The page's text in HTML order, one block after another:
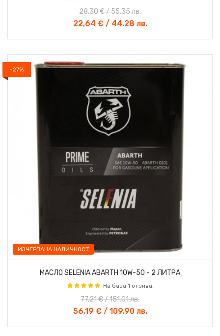
22,64 € / 44.28 лв.
28,30 € / 55.35 лв.
ИЗЧЕРПАНА НАЛИЧНОСТ
-27%
МАСЛО SELENIA ABARTH 10W-50 - 2 ЛИТРА
На база 1 отзива.
56,19 € / 109.90 лв.
77,21 € / 151.01 лв.